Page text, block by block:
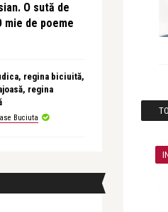
O sută de
mie de poeme
regina biciuită,
regina
Buciuta